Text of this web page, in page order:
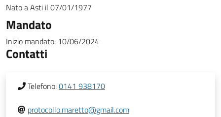
Nato aAsti il 07/01/1977
Mandato
Inizio mandato: 10/06/2024
Contatti
Telefono:0141 938170
protocollo.maretto@gmail.com